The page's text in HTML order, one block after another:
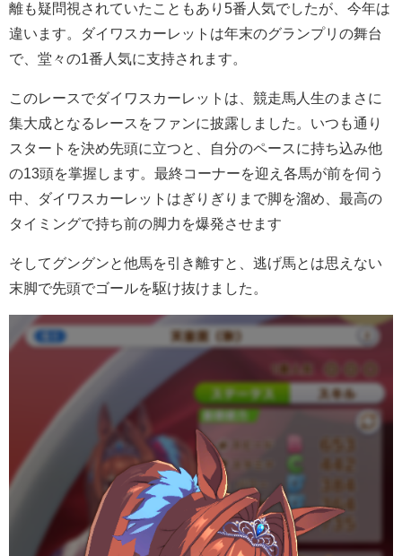
離も疑問視されていたこともあり5番人気でしたが、今年は
違います。ダイワスカーレットは年末のグランプリの舞台
で、堂々の1番人気に支持されます。
このレースでダイワスカーレットは、競走馬人生のまさに
集大成となるレースをファンに披露しました。いつも通り
スタートを決め先頭に立つと、自分のペースに持ち込み他
の13頭を掌握します。最終コーナーを迎え各馬が前を伺う
中、ダイワスカーレットはぎりぎりまで脚を溜め、最高の
タイミングで持ち前の脚力を爆発させます
そしてグングンと他馬を引き離すと、逃げ馬とは思えない
末脚で先頭でゴールを駆け抜けました。